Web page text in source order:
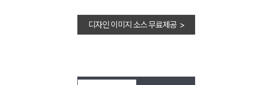
디자인 이미지 소스 무료제공 >